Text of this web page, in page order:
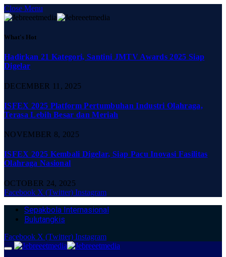
Close Menu
What's Hot
Hadirkan 21 Kategori, Santini JMTV Awards 2025 Siap
Digelar
DECEMBER 11, 2025
ISFEX 2025 Platform Pertumbuhan Industri Olahraga,
Terasa Lebih Besar dan Meriah
NOVEMBER 8, 2025
ISFEX 2025 Kembali Digelar, Siap Pacu Inovasi Fasilitas
Olahraga Nasional
OCTOBER 24, 2025
Facebook X (Twitter) Instagram
Sepakbola Internasional
Bulutangkis
Facebook X (Twitter) Instagram